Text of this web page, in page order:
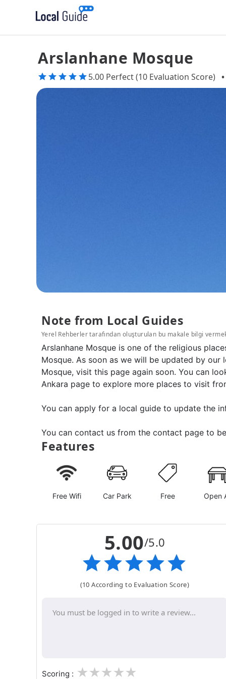
Arslanhane Mosque
5.00 Perfect (10 Evaluation Score) •
Note from Local Guides
Yerel Rehberler tarafından oluşturulan bu makale bilgi
Arslanhane Mosque is one of the religious
Mosque. As soon as we will be updated by
Mosque, visit this page again soon. You can
Ankara page to explore more places to visit
You can apply for a local guide to update the
You can contact us from the contact page to
Features
Free Wifi Car Park Free Open
5.00/5.0
(10 According to Evaluation Score)
Scoring : 3
2
1